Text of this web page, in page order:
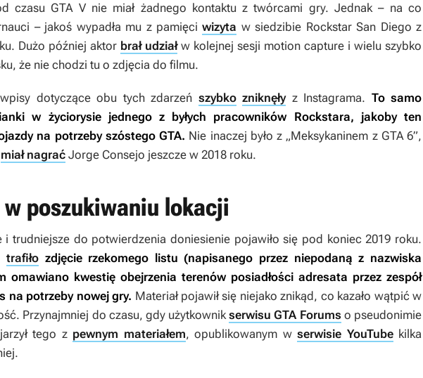
czasu GTA Vnie miał żadnego kontaktu z twórcami gry. Jednak – na co
– jakoś wypadła mu z pamięciwizyta w siedzibie Rockstar San Diego z
Dużo później aktor brał udziałw kolejnej sesji motion capture i wielu szybko
że nie chodzi tu o zdjęcia do filmu.
dotyczące obu tych zdarzeń szybko zniknęłyz Instagrama. To samo
w życiorysie jednego z byłych pracowników Rockstara, jakoby ten
na potrzeby szóstegoGTA. Nie inaczej było z „Meksykaninem z GTA 6”,
miał nagrać Jorge Consejo jeszcze w 2018 roku.
w poszukiwaniu lokacji
i trudniejsze do potwierdzenia doniesienie pojawiło się pod koniec 2019 roku.
trafiłozdjęcie rzekomego listu (napisanego przez niepodaną z nazwiska
omawiano kwestię obejrzenia terenów posiadłości adresata przez zespół
na potrzeby nowej gry. Materiał pojawił się niejako znikąd, co kazało wątpić w
Przynajmniej do czasu, gdy użytkownikserwisu GTA Forums o pseudonimie
tego z pewnym materiałem, opublikowanym w serwisie YouTubekilka